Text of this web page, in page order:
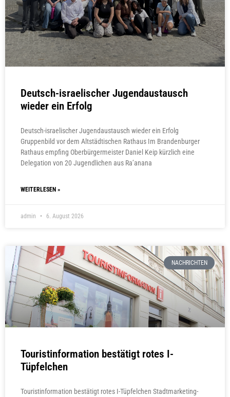
Deutsch-israelischer Jugendaustausch
wieder ein Erfolg
Deutsch-israelischer Jugendaustausch wieder ein Erfolg
Gruppenbild vor dem Altstädtischen Rathaus Im Brandenburger
Rathaus empfing Oberbürgermeister Daniel Keip kürzlich eine
Delegation von 20 Jugendlichen aus Ra’anana
WEITERLESEN »
admin 6. August 2026
NACHRICHTEN
Touristinformation bestätigt rotes I-
Tüpfelchen
Touristinformation bestätigt rotes I-Tüpfelchen Stadtmarketing-